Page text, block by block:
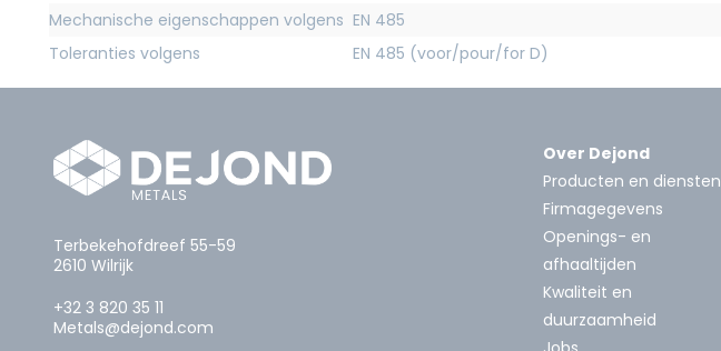
Mechanische eigenschappen volgens EN 485
Toleranties volgens
EN 485 (voor/pour/for D)
Terbekehofdreef 55-59
2610 Wilrijk
+32 3 820 35 11
Metals@dejond.com
Over Dejond
Producten en diensten
Firmagegevens
Openings- en
afhaaltijden
Kwaliteit en
duurzaamheid